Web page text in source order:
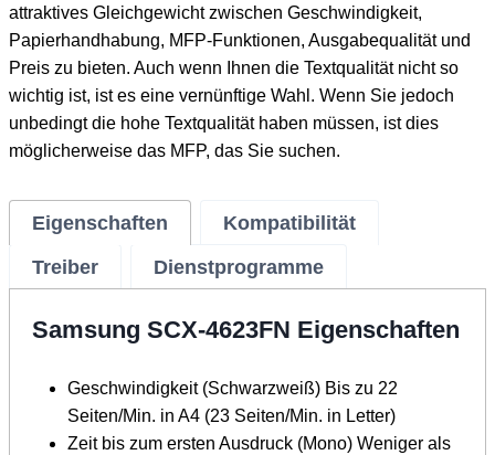
attraktives Gleichgewicht zwischen Geschwindigkeit,
Papierhandhabung, MFP-Funktionen, Ausgabequalität und
Preis zu bieten. Auch wenn Ihnen die Textqualität nicht so
wichtig ist, ist es eine vernünftige Wahl. Wenn Sie jedoch
unbedingt die hohe Textqualität haben müssen, ist dies
möglicherweise das MFP, das Sie suchen.
Eigenschaften
Kompatibilität
Treiber
Dienstprogramme
Samsung SCX-4623FN Eigenschaften
Geschwindigkeit (Schwarzweiß) Bis zu 22
Seiten/Min. in A4 (23 Seiten/Min. in Letter)
Zeit bis zum ersten Ausdruck (Mono) Weniger als